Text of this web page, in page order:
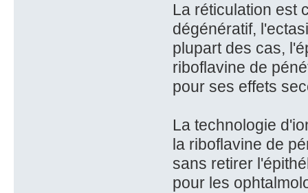
La réticulation est
dégénératif,
plupart des cas,
riboflavine de
pour ses effets
La technologie
la riboflavine de
sans retirer
pour les